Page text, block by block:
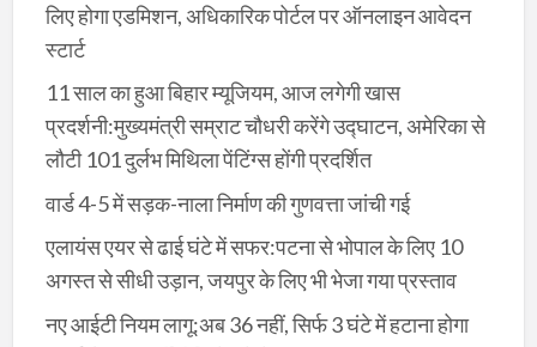
लिए होगा एडमिशन, अधिकारिक पोर्टल पर ऑनलाइन आवेदन
स्टार्ट
11 साल का हुआ बिहार म्यूजियम, आज लगेगी खास
प्रदर्शनी:मुख्यमंत्री सम्राट चौधरी करेंगे उद्घाटन, अमेरिका से
लौटी 101 दुर्लभ मिथिला पेंटिंग्स होंगी प्रदर्शित
वार्ड 4-5 में सड़क-नाला निर्माण की गुणवत्ता जांची गई
एलायंस एयर से ढाई घंटे में सफर:पटना से भोपाल के लिए 10
अगस्त से सीधी उड़ान, जयपुर के लिए भी भेजा गया प्रस्ताव
नए आईटी नियम लागू:अब 36 नहीं, सिर्फ 3 घंटे में हटाना होगा